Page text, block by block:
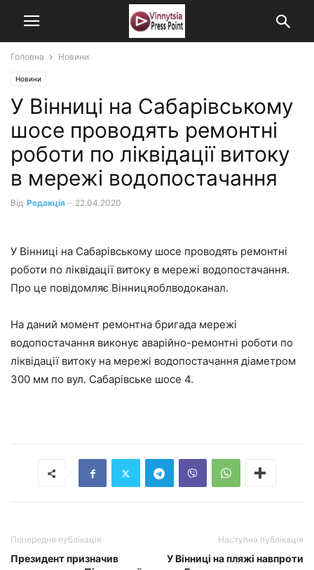
Головна Новини
Новини
У Вінниці на Сабарівському
шосе проводять ремонтні
роботи по ліквідації витоку
в мережі водопостачання
Від Редакція - 22.04.2020
У Вінниці на Сабарівському шосе проводять ремонтні
роботи по ліквідації витоку в мережі водопостачання.
Про це повідомляє Вінницяоблводоканал.
На даний момент ремонтна бригада мережі
водопостачання виконує аварійно-ремонтні роботи по
ліквідації витоку на мережі водопостачання діаметром
300 мм по вул. Сабарівське шосе 4.
Попередня публікація
Президент призначив
Наступна публікація
У Вінниці на пляжі навпроти